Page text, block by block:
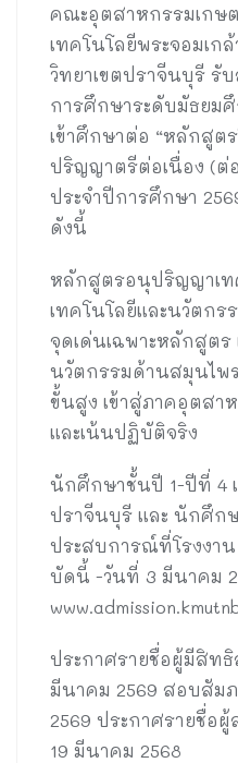
คณะอุตสาหกรรมเกษ
เทคโนโลยีพระจอมเก
วิทยาเขตปราจีนบุรี รั
การศึกษาระดับมัธยม
เข้าศึกษาต่อ “หลักสูตร
ปริญญาตรีต่อเนื่อง (ต่
ประจำปีการศึกษา
ดังนี้
หลักสูตรอนุปริญญาเท
เทคโนโลยีและนวัตกร
จุดเด่นเฉพาะหลักสูต
นวัตกรรมด้านสมุนไพ
ขั้นสูง เข้าสู่ภาคอุตสา
และเน้นปฏิบัติจริง
นักศึกษาชั้นปี 1-ปีที่ 4
ปราจีนบุรี และ นักศึก
ประสบการณ์ที่โรงงา
บัดนี้ -วันที่ 3 มีนาคม
ประกาศรายชื่อผู้มีสิท
มีนาคม 2569 สอบสัม
2569 ประกาศรายชื่อ
19 มีนาคม 2568